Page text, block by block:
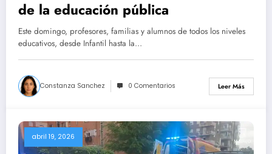
de la educación pública
Este domingo, profesores, familias y alumnos de todos los niveles
educativos, desde Infantil hasta la…
Constanza Sanchez 0 Comentarios Leer Más
abril 19, 2026